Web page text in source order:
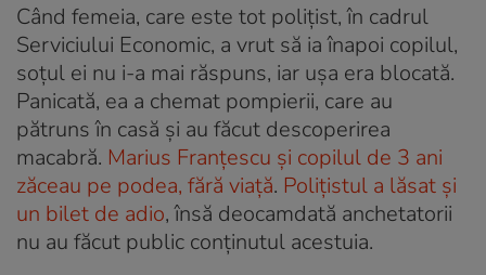
Când femeia, care este tot polițist, în cadrul
Serviciului Economic, a vrut să ia înapoi copilul,
soțul ei nu i-a mai răspuns, iar ușa era blocată.
Panicată, ea a chemat pompierii, care au
pătruns în casă și au făcut descoperirea
macabră. Marius Franțescu și copilul de 3 ani
zăceau pe podea, fără viață. Polițistul a lăsat și
un bilet de adio, însă deocamdată anchetatorii
nu au făcut public conținutul acestuia.